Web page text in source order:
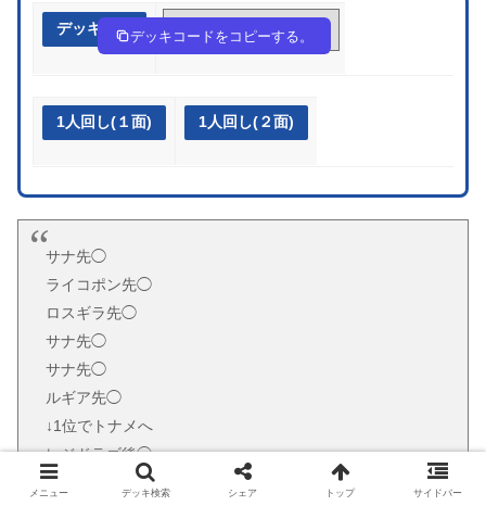
デッキ作成 K8xYx4-zQ9VJI-Dc4D8D
デッキコードをコピーする。
1人回し(１面) 1人回し(２面)
サナ先◯
ライコポン先◯
ロスギラ先◯
サナ先◯
サナ先◯
ルギア先◯
↓1位でトナメへ
レジドラゴ後◯
リザ後◯
メニュー デッキ検索 シェア トップ サイドバー